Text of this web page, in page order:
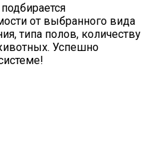
от выбранного вида
типа полов, количеству
Успешно